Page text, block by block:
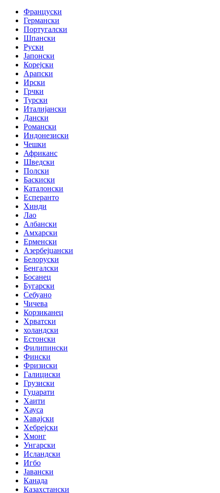
Француски
Германски
Португалски
Шпански
Руски
Јапонски
Корејски
Арапски
Ирски
Грчки
Турски
Италијански
Дански
Романски
Индонезиски
Чешки
Африканс
Шведски
Полски
Баскиски
Каталонски
Есперанто
Хинди
Лао
Албански
Амхарски
Ерменски
Азербејџански
Белоруски
Бенгалски
Босанец
Бугарски
Себуано
Чичева
Корзиканец
Хрватски
холандски
Естонски
Филипински
Фински
Фризиски
Галициски
Грузиски
Гуџарати
Хаити
Хауса
Хавајски
Хебрејски
Хмонг
Унгарски
Исландски
Игбо
Јавански
Канада
Казахстански